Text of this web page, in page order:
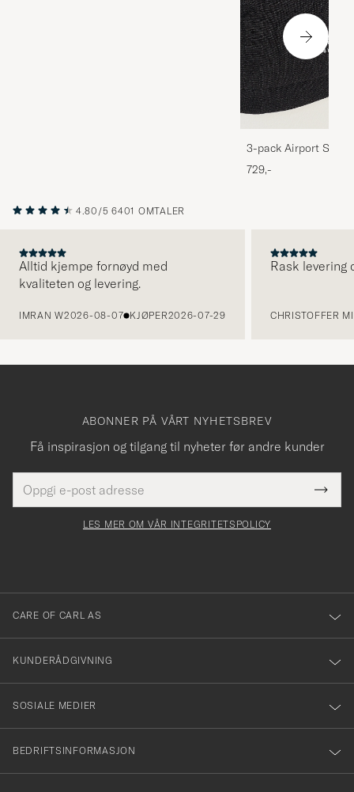
3-pack Airport
Melange
729,-
4.80/5 6401 OMTALER
Alltid kjempe fornøyd med
kvaliteten og levering.
IMRAN W2026-08-07 KJØPER2026-07-29
Rask levering
CHRISTOFFER
ABONNER PÅ VÅRT NYHETSBREV
Få inspirasjon og tilgang til nyheter før andre kunder
postadresse
felt
Tack
för
dig
till
vårt
nyhetsbrev!
LES MER OM VÅR INTEGRITETSPOLICY
CARE OF CARL AS
KUNDERÅDGIVNING
SOSIALE MEDIER
BEDRIFTSINFORMASJON